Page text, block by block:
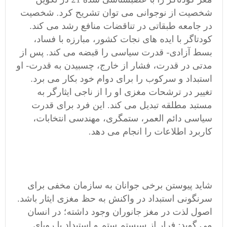
شخصیت از نوجوانی می توان تشریح کرد. شخصیت
در جامعه طبقاتی در تناقضات منافع رشد می کند.
کودتاگر با ایده های نجات کشور، مبارزه با فساد،
بسط آزادی- قدرت سیاسی را قبضه می کند. پس از
مدتی در قدرت، فشار از خارج، چسبیدن به قدرت- او
استبداد و سرکوب را برای دوام خود بکار می برد.
تغییر در ترشحات مغزی او را از ناجی ایثارگر به
مستبد مطلقه تبدیل می کند. این فرد برای قدرت
سیاسی دائم العمر، ستمگری، مهندسی انتخابات،
کاربرد اطلاعات را انجام می دهد.
شاید پیوستن برخی جوانان به سازمان مخفی برای
سرنگونی استبداد در واکنش به حظ مغزی ایثار باشد.
اصول لذت در مغز جانوران وجود داشته؛ در انسان
مي گويد: فرار از سيستم ستم و استبداد با رویای